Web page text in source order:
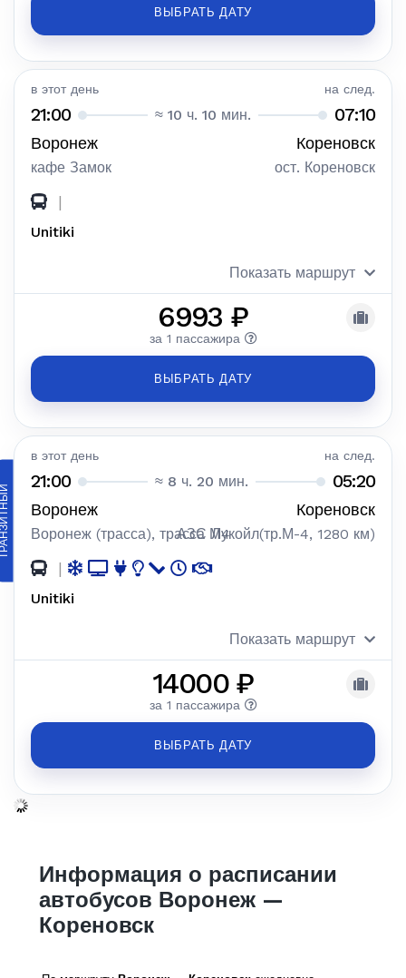
ВЫБРАТЬ ДАТУ
в этот день на след.
21:00 ≈ 10 ч. 10 мин. 07:10
Воронеж Кореновск
кафе Замок ост. Кореновск
|
Unitiki
Показать маршрут
6993 ₽
за 1 пассажира
ВЫБРАТЬ ДАТУ
в этот день на след.
21:00 ≈ 8 ч. 20 мин. 05:20
Воронеж Кореновск
Воронеж (трасса), трасса М4АЗС Лукойл(тр.М-4, 1280 км)
|
Unitiki
Показать маршрут
14000 ₽
за 1 пассажира
ВЫБРАТЬ ДАТУ
Информация о расписании
автобусов Воронеж —
Кореновск